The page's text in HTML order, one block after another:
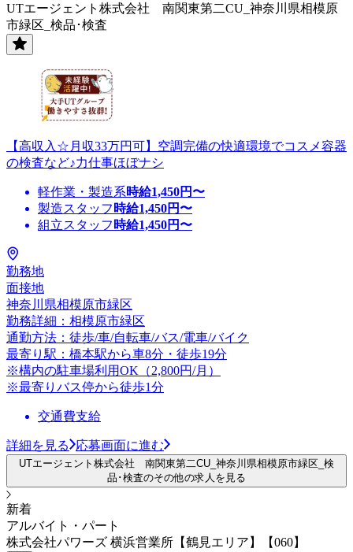
UTエージェント株式会社 南関東第二CU_神奈川県相模原
市緑区_検品･検査
【高収入☆月収33万円可】空調完備の快適環境でコスメ容器
の検査など♪力仕事ほぼナシ
軽作業・製造系時給1,450円〜
製造スタッフ 時給1,450円〜
組立スタッフ 時給1,450円〜
勤務地
面接地
神奈川県相模原市緑区
勤務詳細：相模原市緑区
通勤方法：徒歩/車/自転車/バス/電車/バイク
最寄り駅：橋本駅から車8分・徒歩19分
※構内の駐車場利用OK（2,800円/月）
※最寄りバス停から徒歩1分
交通費支給
詳細を見る 応募画面に進む
UTエージェント株式会社 南関東第二CU_神奈川県相模原市緑区_検
品･検査のその他の求人を見る
新着
アルバイト・パート
株式会社パワーズ 横浜営業所【鶴見エリア】【060】